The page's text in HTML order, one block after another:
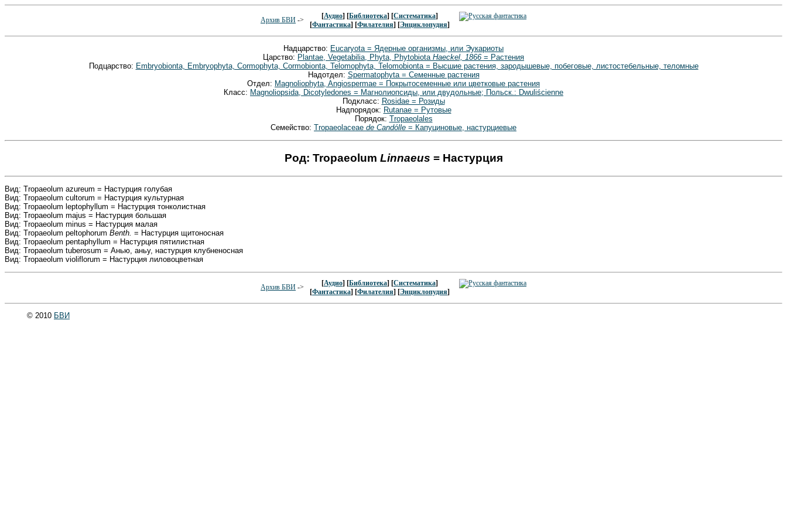
Архив БВИ -> [Аудио] [Библиотека] [Систематика]
[Фантастика] [Филателия] [Энциклопудия]
Надцарство: Eucaryota = Ядерные организмы, или Эукариоты
Царство: Plantae, Vegetabilia, Phyta, Phytobiota Haeckel, 1866 = Растения
Подцарство: Embryobionta, Embryophyta, Cormophyta, Cormobionta, Telomophyta, Telomobionta = Высшие растения, зародышевые, побеговые, листостебельные, теломные
Надотдел: Spermatophyta = Семенные растения
Отдел: Magnoliophyta, Angiospermae = Покрытосеменные или цветковые растения
Класс: Magnoliopsida, Dicotyledones = Магнолиопсиды, или двудольные; Польск.: Dwuliścienne
Подкласс: Rosidae = Розиды
Надпорядок: Rutanae = Рутовые
Порядок: Tropaeolales
Семейство: Tropaeolaceae de Candólle = Капуциновые, настурциевые
Род: Tropaeolum Linnaeus = Настурция
Вид: Tropaeolum azureum = Настурция голубая
Вид: Tropaeolum cultorum = Настурция культурная
Вид: Tropaeolum leptophyllum = Настурция тонколистная
Вид: Tropaeolum majus = Настурция большая
Вид: Tropaeolum minus = Настурция малая
Вид: Tropaeolum peltophorum Benth. = Настурция щитоносная
Вид: Tropaeolum pentaphyllum = Настурция пятилистная
Вид: Tropaeolum tuberosum = Анью, аньу, настурция клубненосная
Вид: Tropaeolum violiflorum = Настурция лиловоцветная
Архив БВИ -> [Аудио] [Библиотека] [Систематика]
[Фантастика] [Филателия] [Энциклопудия]
© 2010 БВИ